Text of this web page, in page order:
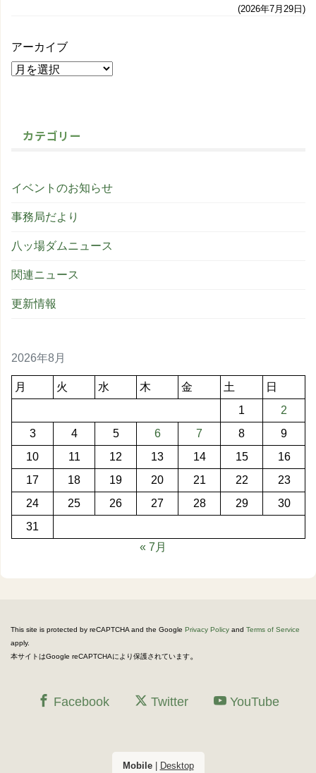
2026年7月29日
アーカイブ
カテゴリー
イベントのお知らせ
事務局だより
八ッ場ダムニュース
関連ニュース
更新情報
2026年8月
月 火 水 木 金 土
日
1
2
3
4 5 6 7 8
9
10
11 12 13 14 15
16
17
18 19 20 21 22
23
24
25 26 27 28 29
30
31
« 7月
This site is protected by reCAPTCHA and the Google Privacy Policy and Terms of Service
apply.
本サイトはGoogle reCAPTCHAにより保護されています。
Facebook Twitter YouTube
Mobile| Desktop